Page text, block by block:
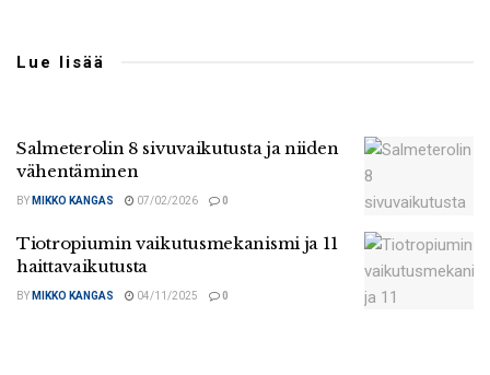
Lue lisää
Salmeterolin 8 sivuvaikutusta ja niiden
vähentäminen
BY MIKKO KANGAS 07/02/2026 0
Tiotropiumin vaikutusmekanismi ja 11
haittavaikutusta
BY MIKKO KANGAS 04/11/2025 0